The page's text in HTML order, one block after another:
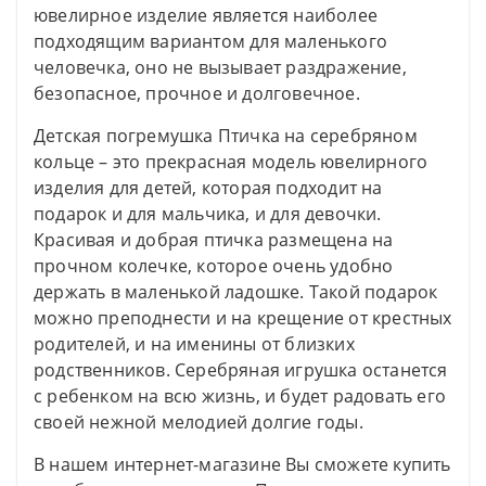
ювелирное изделие является наиболее
подходящим вариантом для маленького
человечка, оно не вызывает раздражение,
безопасное, прочное и долговечное.
Детская погремушка Птичка на серебряном
кольце – это прекрасная модель ювелирного
изделия для детей, которая подходит на
подарок и для мальчика, и для девочки.
Красивая и добрая птичка размещена на
прочном колечке, которое очень удобно
держать в маленькой ладошке. Такой подарок
можно преподнести и на крещение от крестных
родителей, и на именины от близких
родственников. Серебряная игрушка останется
с ребенком на всю жизнь, и будет радовать его
своей нежной мелодией долгие годы.
В нашем интернет-магазине Вы сможете купить